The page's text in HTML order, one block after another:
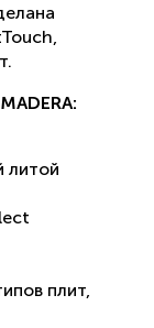
MADERA:
литой
плит,